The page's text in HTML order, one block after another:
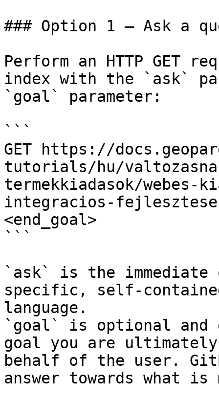
### Option 1 — Ask a
Perform an HTTP GET
index with the `ask`
`goal` parameter:
```
GET https://
tutorials/hu/
termekkiadasok/webes-
integracios-
<end_goal>
```
`ask` is the
specific, self-
language.
`goal` is optional and
goal you are
behalf of the user.
answer towards what